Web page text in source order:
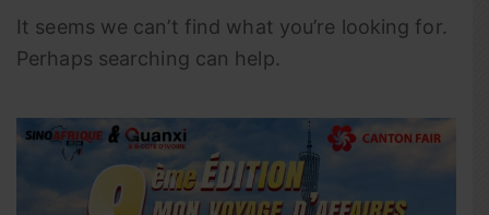
It seems we can’t find what you’re looking for.
Perhaps searching can help.